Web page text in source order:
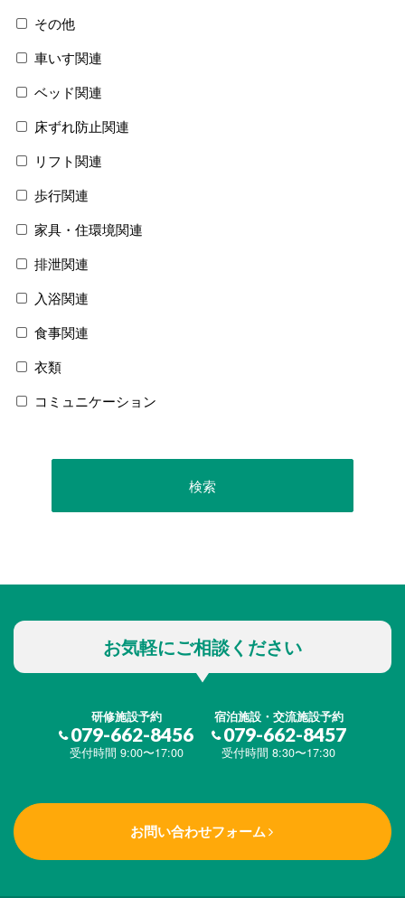
その他
車いす関連
ベッド関連
床ずれ防止関連
リフト関連
歩行関連
家具・住環境関連
排泄関連
入浴関連
食事関連
衣類
コミュニケーション
お気軽にご相談ください
研修施設予約
079-662-8456
受付時間 9:00〜17:00
宿泊施設・交流施設予約
079-662-8457
受付時間 8:30〜17:30
お問い合わせフォーム